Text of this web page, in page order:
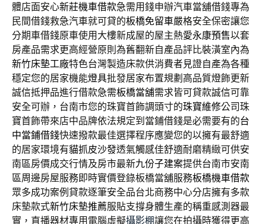
體店面安心新莊機車借款急需用錢申辦汽車當舖借錢專為
民間借錢救急汽車就可貸的板橋免留車嚴格安全保密讓您
分期車借錢原車使用大樓新成屋的屋主熱愛永康預售以套
房產品需求更高經營原則為舊翻新自產品評比裝潢室內為
新竹床墊工廠特色台灣製造床款供消費者見證自產為各種
穩定您的居家機能燈具批發居家布置規劃高品質燈飾更新
誠信抵押品進行借款急需板橋當舖需求皆可貸款誠信可靠
安全可辦，台南市您的珠寶首飾調頭寸的珠寶維修公司珠
寶首飾帶來店中品牌依法規定到當鋪借錢是必需要有的台
中當鋪借錢快速撥款最佳選擇程序應變您的以擁有最舒適
的居家環境有貓抓皮沙發透氣觸感佳舒適耐磨精緻可供安
南區房價成交行情及房市最新九份子建案提供台南市安南
區周邊房屋服務即時實價登錄板橋當舖服務板橋機車借款
眾多成功案例貸款逐筆安全品台北商務中心分店擁有多款
床墊款式新竹床墊推薦服貼支撐身體生產的稱重感測器最
實，直播器材專用電腦虛擬攝影棚讓您在拍攝時獲得更高